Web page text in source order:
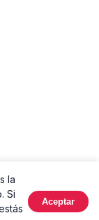
la
Si
Aceptar